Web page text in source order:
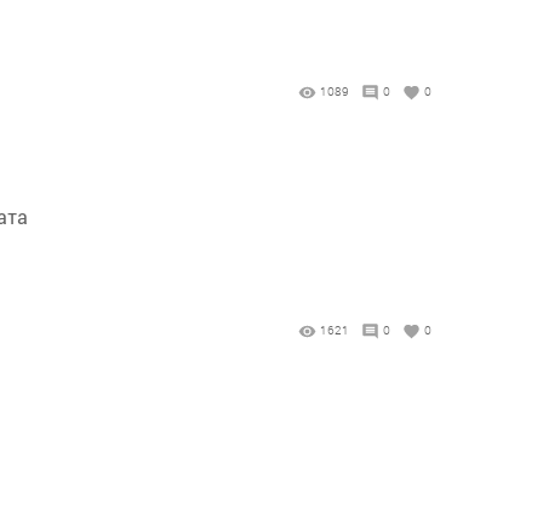
1089 0 0
1621 0 0